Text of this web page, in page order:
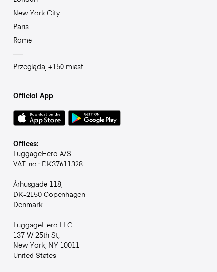
New York City
Paris
Rome
Przeglądaj +150 miast
Official App
Offices:
LuggageHero A/S
VAT-no.: DK37611328
Århusgade 118,
DK-2150 Copenhagen
Denmark
LuggageHero LLC
137 W 25th St,
New York, NY 10011
United States